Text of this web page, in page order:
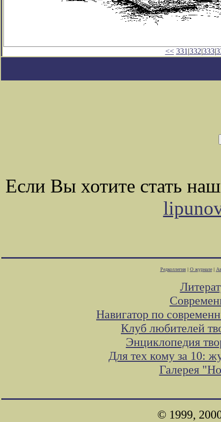
<< 331 |332|333|
Если Вы хотите стать
Редколлегия| О журнале|
Навигатор по
Клуб любителей
Энциклопедия
Для тех кому за 10:
Галерея
© 1999,